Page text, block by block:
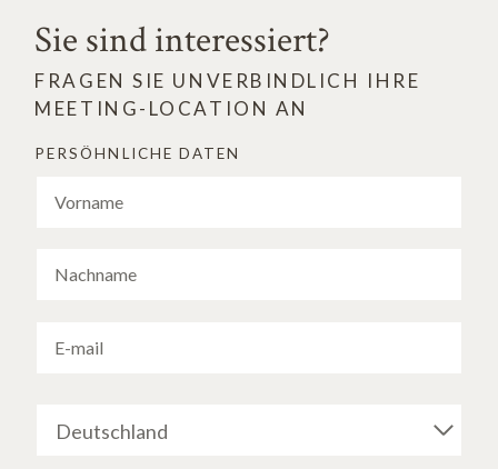
Sie sind interessiert?
FRAGEN SIE UNVERBINDLICH IHRE
MEETING-LOCATION AN
PERSÖHNLICHE DATEN
Deutschland